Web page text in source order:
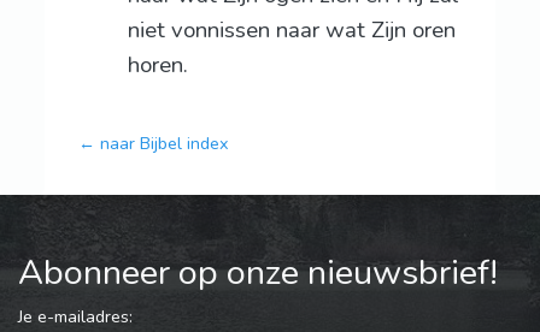
niet vonnissen naar wat Zijn oren
horen.
← naar Bijbel index
Abonneer op onze nieuwsbrief!
Je e-mailadres: